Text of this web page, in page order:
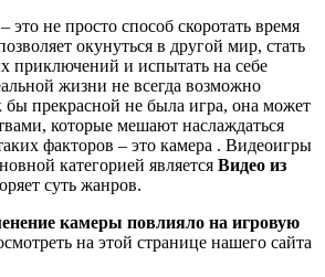
это не просто способ скоротать время
окунуться в другой мир, стать
приключений и испытать на себе
жизни не всегда возможно
прекрасной не была игра, она может
которые мешают наслаждаться
факторов – это камера . Видеоигры
категорией является Видео из
суть жанров.
камеры повлияло на игровую
на этой странице нашего сайта